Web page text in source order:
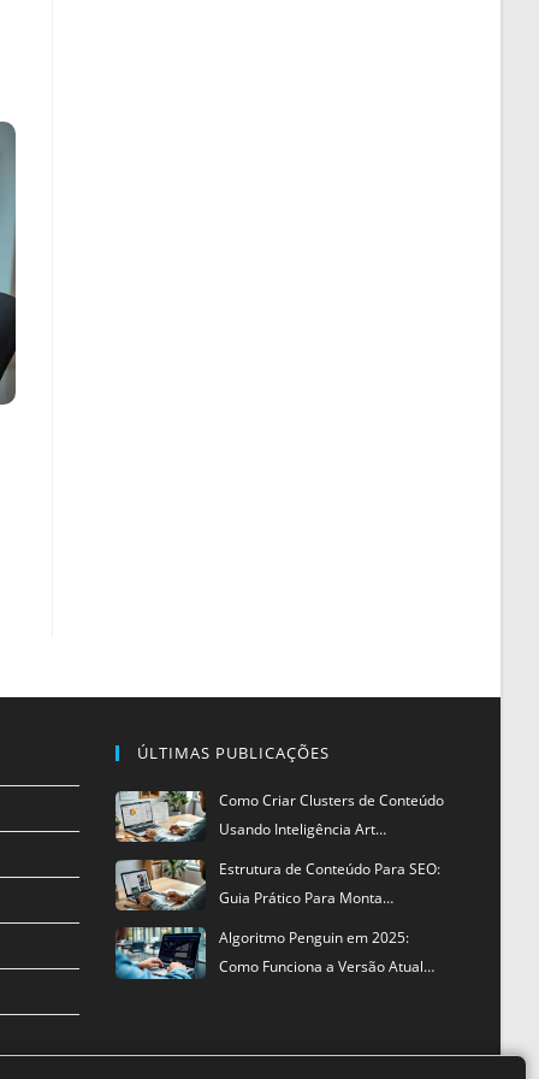
ÚLTIMAS PUBLICAÇÕES
Como Criar Clusters de Conteúdo
Usando Inteligência Art…
Estrutura de Conteúdo Para SEO:
Guia Prático Para Monta…
Algoritmo Penguin em 2025:
Como Funciona a Versão Atual…